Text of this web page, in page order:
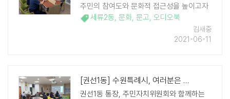
주민의 참여도와 문화적 접근성을 높이고자
2층에서 운영하던 새마을문고를 1층으로 이
전하고 개소식을 열었다. 새롭게 조성된 새
마을 문고에는 신간 위주의 장서 1천400 여
세류2동, 문화, 문고, 오디오북
김새중
2021-06-11
[권선1동] 수원특례시, 여러분은 얼마나 알고 계신가요?
권선1동 통장, 주민자치위원회와 함께하는